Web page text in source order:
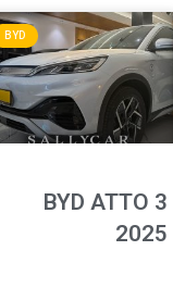
BYD
BYD ATTO 3
2025